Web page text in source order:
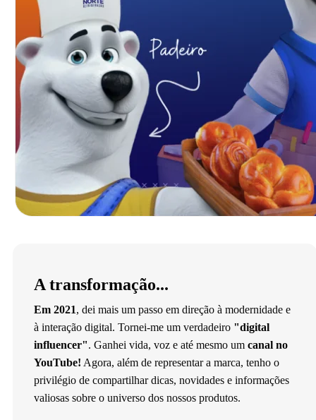
A transformação...
Em 2021, dei mais um passo em direção à modernidade e
à interação digital. Tornei-me um verdadeiro "digital
influencer". Ganhei vida, voz e até mesmo um canal no
YouTube! Agora, além de representar a marca, tenho o
privilégio de compartilhar dicas, novidades e informações
valiosas sobre o universo dos nossos produtos.